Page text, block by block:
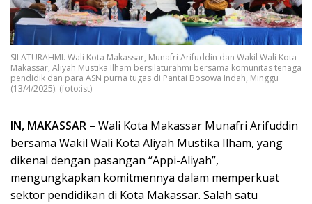
SILATURAHMI. Wali Kota Makassar, Munafri Arifuddin dan Wakil Wali Kota
Makassar, Aliyah Mustika Ilham bersilaturahmi bersama komunitas tenaga
pendidik dan para ASN purna tugas di Pantai Bosowa Indah, Minggu
(13/4/2025). (foto:ist)
IN, MAKASSAR – Wali Kota Makassar Munafri Arifuddin
bersama Wakil Wali Kota Aliyah Mustika Ilham, yang
dikenal dengan pasangan “Appi-Aliyah”,
mengungkapkan komitmennya dalam memperkuat
sektor pendidikan di Kota Makassar. Salah satu